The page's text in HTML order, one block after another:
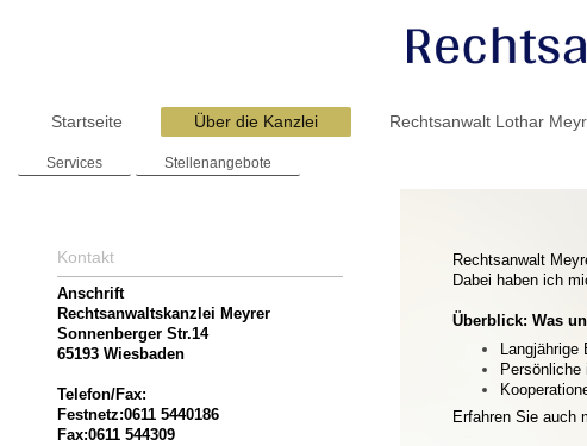
Startseite Über die Kanzlei Rechtsanwalt Lothar
Services Stellenangebote
Rechtsanwalt
Dabei haben ich
Überblick: Was
Persönliche
Erfahren Sie auch
Kontakt
Anschrift
Rechtsanwaltskanzlei Meyrer
Sonnenberger Str.14
65193 Wiesbaden
Telefon/Fax:
Festnetz:0611 5440186
Fax:0611 544309